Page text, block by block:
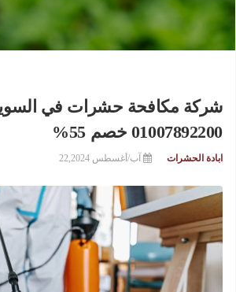
شركة مكافحة حشرات في
01007892200 خصم 55%
ابادة الحشرات آب/أغسطس 22,2024